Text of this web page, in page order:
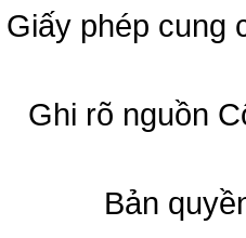
Giấy phép cung
Ghi rõ nguồn
Bản